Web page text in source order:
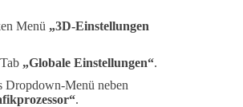
Menü „3D-Einstellungen
„Globale Einstellungen“.
Dropdown-Menü neben
.